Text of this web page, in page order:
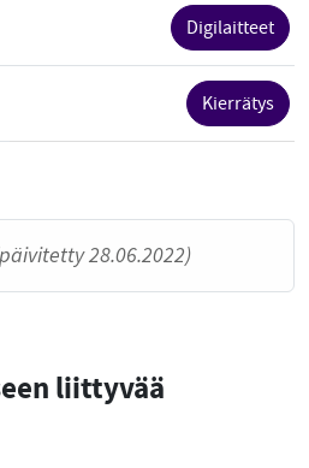
Digilaitteet
Kierrätys
28.06.2022)
liittyvää